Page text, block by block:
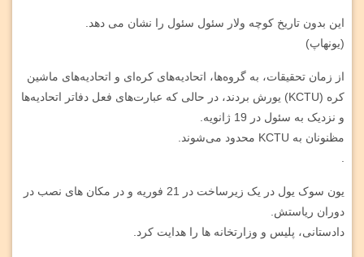
این بدون تاریخ کوچه ولار سئول سئول را نشان می دهد.
(یونهاپ)
از زمان تحقیقات، به گروه‌ها، اتحادیه‌های کره‌ای و اتحادیه‌های ماشین
کره (KCTU) یورش بردند، در حالی که عبارت‌های فعل دفاتر اتحادیه‌ها
و نزدیک به سئول در 19 ژانویه.
مظنونان به KCTU محدود می‌شوند.
.
یون سوک یول در یک زیرساخت در 21 فوریه و در مکان های نصب در
دوران ریاستش.
دادستانی، پلیس و وزارتخانه ها را هدایت کرد.